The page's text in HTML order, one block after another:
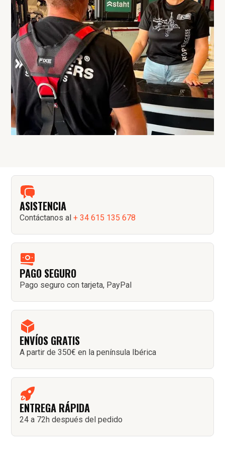
ASISTENCIA
Contáctanos al+ 34 615 135 678
PAGO SEGURO
Pago seguro con tarjeta, PayPal
ENVÍOS GRATIS
A partir de 350€ en la península Ibérica
ENTREGA RÁPIDA
24 a 72h después del pedido